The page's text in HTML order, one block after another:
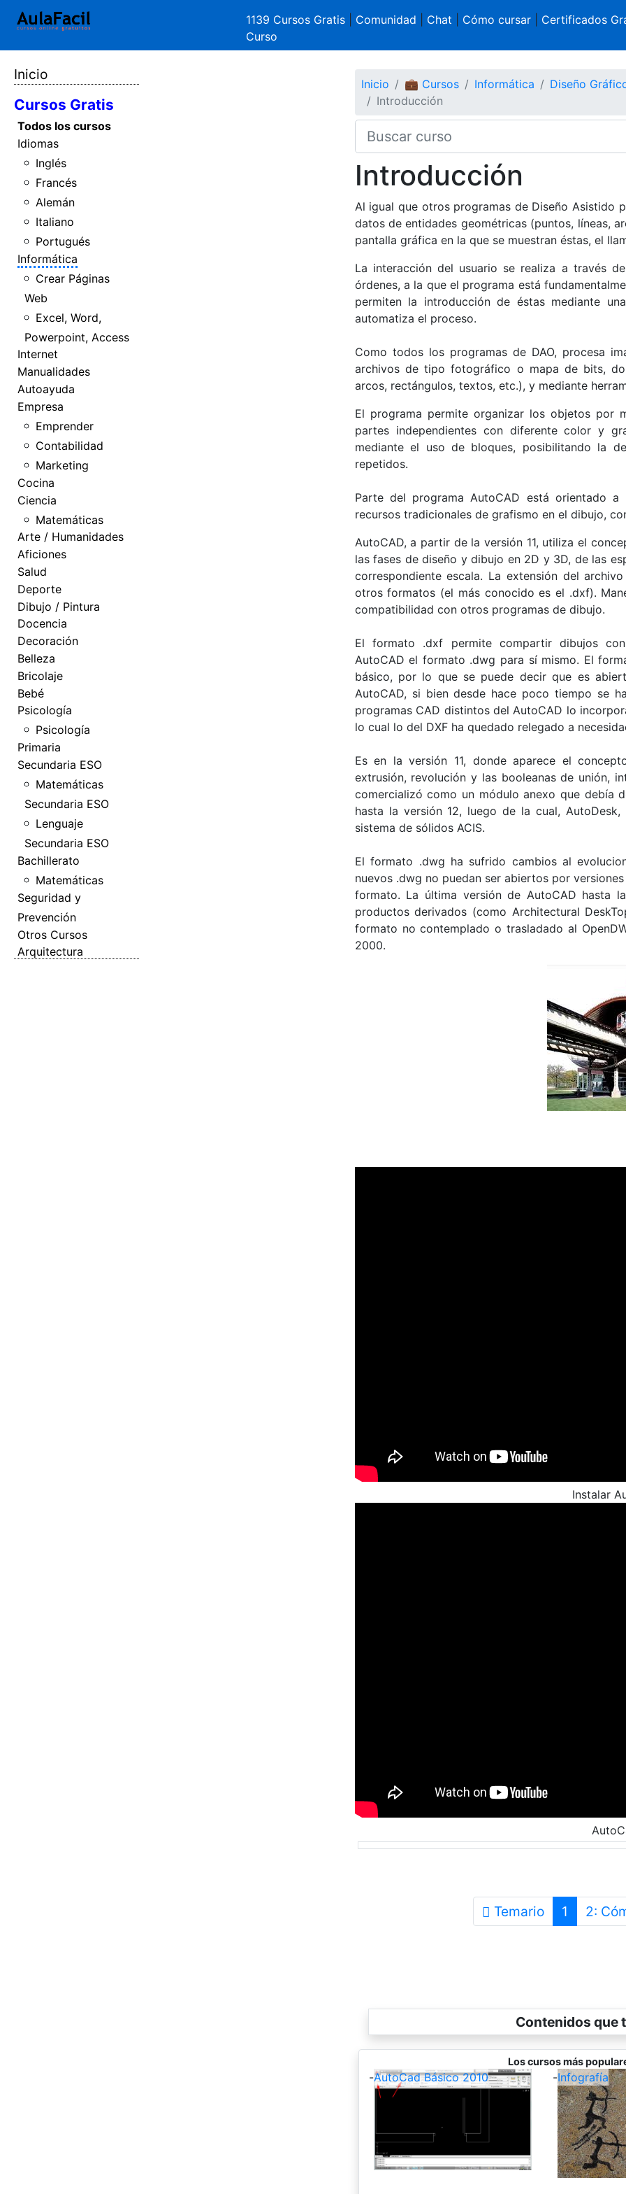
1139 Cursos Gratis Comunidad Chat Cómo cursar| Certificados
Curso
Inicio
Cursos Gratis
Todos los cursos
Idiomas
Inglés
Francés
Alemán
Italiano
Portugués
Informática
Crear Páginas
Web
Excel, Word,
Powerpoint, Access
Internet
Manualidades
Autoayuda
Empresa
Emprender
Contabilidad
Marketing
Cocina
Ciencia
Matemáticas
Arte / Humanidades
Aficiones
Salud
Deporte
Dibujo / Pintura
Docencia
Decoración
Belleza
Bricolaje
Bebé
Psicología
Psicología
Primaria
Secundaria ESO
Matemáticas
Secundaria ESO
Lenguaje
Secundaria ESO
Bachillerato
Matemáticas
Seguridad y
Prevención
Otros Cursos
Arquitectura
Inicio 💼 Cursos Informática Diseño
Introducción
Introducción
Al igual que otros programas de Diseño Asistido
datos de entidades geométricas (puntos, líneas,
pantalla gráfica en la que se muestran éstas, el
La interacción del usuario se realiza a través
órdenes, a la que el programa está
permiten la introducción de éstas mediante
automatiza el proceso.
Como todos los programas de DAO, procesa
archivos de tipo fotográfico o mapa de bits,
arcos, rectángulos, textos, etc.), y mediante
El programa permite organizar los objetos por
partes independientes con diferente color y
mediante el uso de bloques, posibilitando la
repetidos.
Parte del programa AutoCAD está orientado
recursos tradicionales de grafismo en el dibujo,
AutoCAD, a partir de la versión 11, utiliza el
las fases de diseño y dibujo en 2D y 3D, de las
correspondiente escala. La extensión del
otros formatos (el más conocido es el .dxf).
compatibilidad con otros programas de dibujo.
El formato .dxf permite compartir dibujos
AutoCAD el formato .dwg para sí mismo. El
básico, por lo que se puede decir que es
AutoCAD, si bien desde hace poco tiempo se
programas CAD distintos del AutoCAD lo
lo cual lo del DXF ha quedado relegado a
Es en la versión 11, donde aparece el
extrusión, revolución y las booleanas de unión,
comercializó como un módulo anexo que debía
hasta la versión 12, luego de la cual,
sistema de sólidos ACIS.
El formato .dwg ha sufrido cambios al
nuevos .dwg no puedan ser abiertos por
formato. La última versión de AutoCAD hasta
productos derivados (como Architectural
formato no contemplado o trasladado al
2000.
Instalar
Temario 1 2:
Contenidos que
Los cursos más
-AutoCad Básico 2010 -Infografía